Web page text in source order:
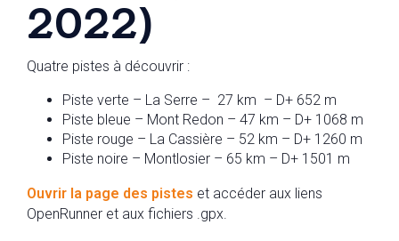
2022)
Quatre pistes à découvrir :
Piste verte – La Serre – 27 km – D+ 652 m
Piste bleue – Mont Redon – 47 km – D+ 1068 m
Piste rouge – La Cassière – 52 km – D+ 1260 m
Piste noire – Montlosier – 65 km – D+ 1501 m
Ouvrir la page des pistes et accéder aux liens
OpenRunner et aux fichiers .gpx.